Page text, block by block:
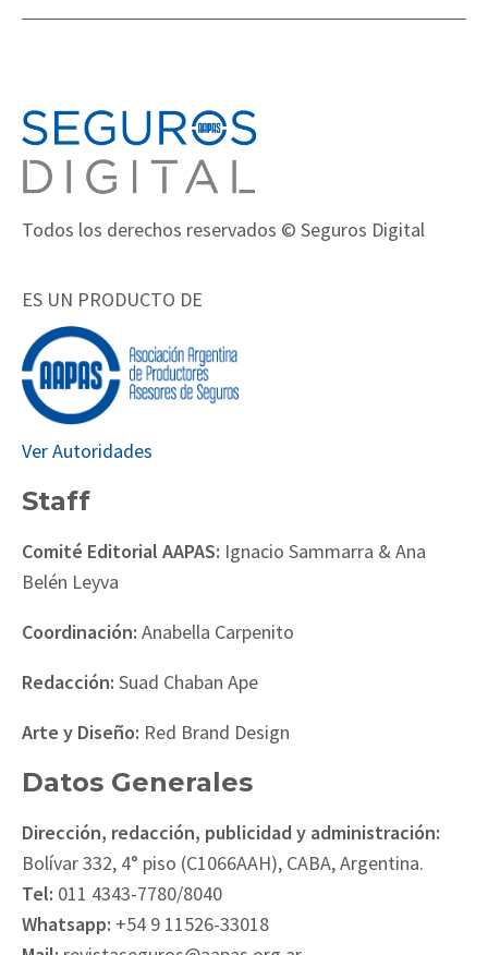
Todos los derechos reservados © Seguros Digital
ES UN PRODUCTO DE
Ver Autoridades
Staff
Comité Editorial AAPAS: Ignacio Sammarra & Ana
Belén Leyva
Coordinación: Anabella Carpenito
Redacción: Suad Chaban Ape
Arte y Diseño: Red Brand Design
Datos Generales
Dirección, redacción, publicidad y administración:
Bolívar 332, 4° piso (C1066AAH), CABA, Argentina.
Tel: 011 4343-7780/8040
Whatsapp: +54 9 11526-33018